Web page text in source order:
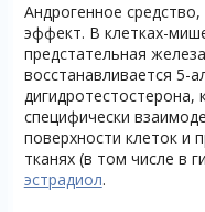
Андрогенное
эффект. В клетках-
предстательная
восстанавливается 5-
специфически
поверхности клеток и
тканях (в том числе в
эстрадиол.